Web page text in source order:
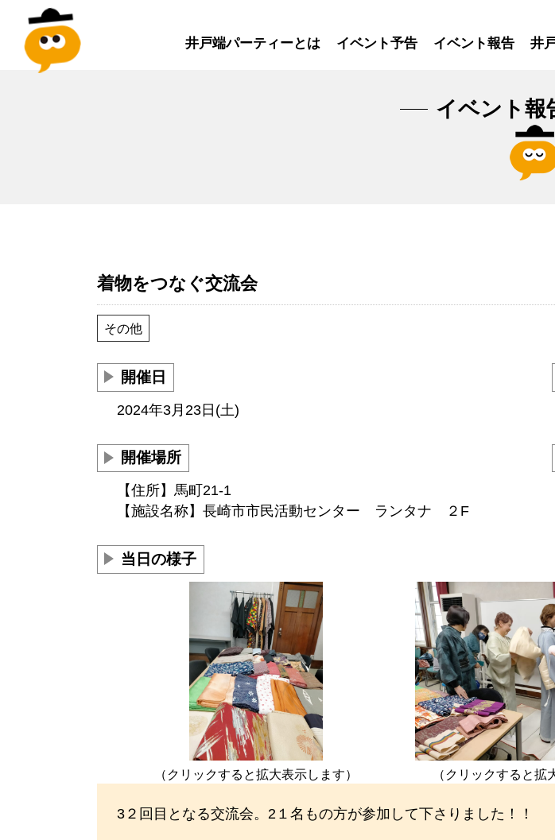
井戸端パーティーとは イベント予告 イベント報告 井
イベント報
着物をつなぐ交流会
その他
開催日
2024年3月23日(土)
開催場所
【住所】馬町21-1
【施設名称】長崎市市民活動センター ランタナ ２F
当日の様子
（クリックすると拡大表示します） （クリックすると拡
3２回目となる交流会。2１名もの方が参加して下さりました！！